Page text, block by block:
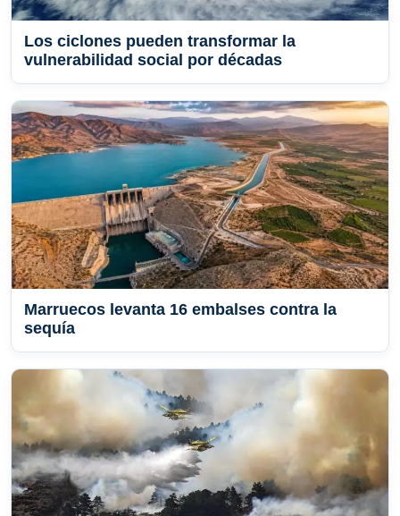
Los ciclones pueden transformar la
vulnerabilidad social por décadas
Marruecos levanta 16 embalses contra la
sequía